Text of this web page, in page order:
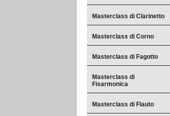
Masterclass di Clarinetto
Masterclass di Corno
Masterclass di Fagotto
Masterclass di
Fisarmonica
Masterclass di Flauto